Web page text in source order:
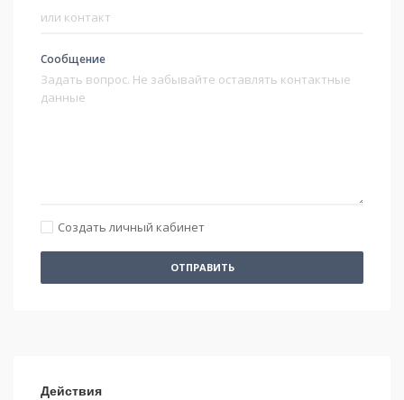
Сообщение
Создать личный кабинет
ОТПРАВИТЬ
Действия